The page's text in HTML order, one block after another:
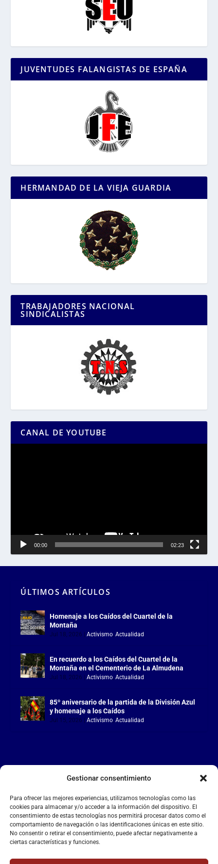
Gestionar consentimiento
Para ofrecer las mejores experiencias, utilizamos tecnologías como las
cookies para almacenar y/o acceder a la información del dispositivo. El
consentimiento de estas tecnologías nos permitirá procesar datos como el
comportamiento de navegación o las identificaciones únicas en este sitio.
No consentir o retirar el consentimiento, puede afectar negativamente a
ciertas características y funciones.
JUVENTUDES FALANGISTAS DE ESPAÑA
HERMANDAD DE LA VIEJA GUARDIA
TRABAJADORES NACIONAL
SINDICALISTAS
CANAL DE YOUTUBE
00:00 02:23
ÚLTIMOS ARTÍCULOS
Homenaje a los Caídos del Cuartel de la
Montaña
Jul 18, 2026 |Activismo ,Actualidad
En recuerdo a los Caídos del Cuartel de la
Montaña en el Cementerio de La Almudena
Jul 18, 2026 |Activismo ,Actualidad
85º aniversario de la partida de la División Azul
y homenaje a los Caídos
Jul 15, 2026 |Activismo ,Actualidad
LA FALANGE
Reproductor
de
vídeo